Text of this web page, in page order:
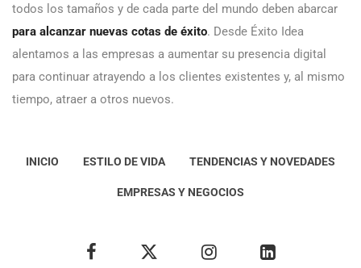
todos los tamaños y de cada parte del mundo deben abarcar
para alcanzar nuevas cotas de éxito. Desde Éxito Idea
alentamos a las empresas a aumentar su presencia digital
para continuar atrayendo a los clientes existentes y, al mismo
tiempo, atraer a otros nuevos.
INICIO ESTILO DE VIDA TENDENCIAS Y NOVEDADES
EMPRESAS Y NEGOCIOS